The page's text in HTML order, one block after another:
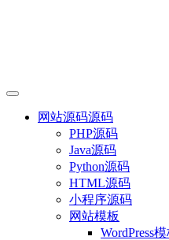
网站源码源码
PHP源码
Java源码
Python源码
HTML源码
小程序源码
网站模板
WordPress模